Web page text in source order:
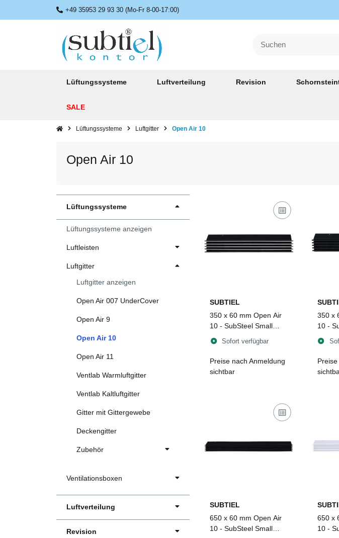
+49 35953 29 93 30 (Mo-Fr 8-00-17:00)
Lüftungssysteme Luftverteilung Revision
SALE
Lüftungssysteme Luftgitter Open Air 10
Open Air 10
Lüftungssysteme
Lüftungssysteme anzeigen
Luftleisten
Luftgitter
Luftgitter anzeigen
Open Air 007 UnderCover
Open Air 9
Open Air 10
Open Air 11
Ventlab Warmluftgitter
Ventlab Kaltluftgitter
Gitter mit Gittergewebe
Deckengitter
Zubehör
Ventilationsboxen
Luftverteilung
Revision
SUBTIEL
350 x 60 mm Open Air
10 - SubSteel Small
Luftgitter, schwarz mit
Edelstahlfront
Sofort verfügbar
Preise nach Anmeldung
sichtbar
350 x
10 -
SUBTIEL
650 x 60 mm Open Air
10 - SubSteel Small
650 x
10 -